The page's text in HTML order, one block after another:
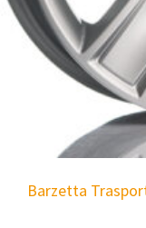
Barzetta